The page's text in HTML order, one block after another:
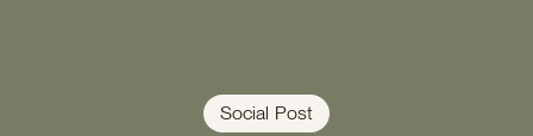
Social Post